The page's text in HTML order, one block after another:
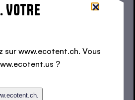
VOTRE
sur www.ecotent.ch. Vous
?